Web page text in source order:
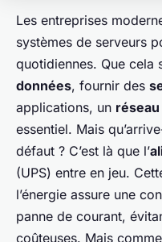
Les entreprises
systèmes de serveurs
quotidiennes. Que cela
données, fournir des
applications, un réseau
essentiel. Mais
défaut ? C’est là que l’
(UPS) entre en jeu.
l’énergie assure une
panne de courant,
coûteuses. Mais